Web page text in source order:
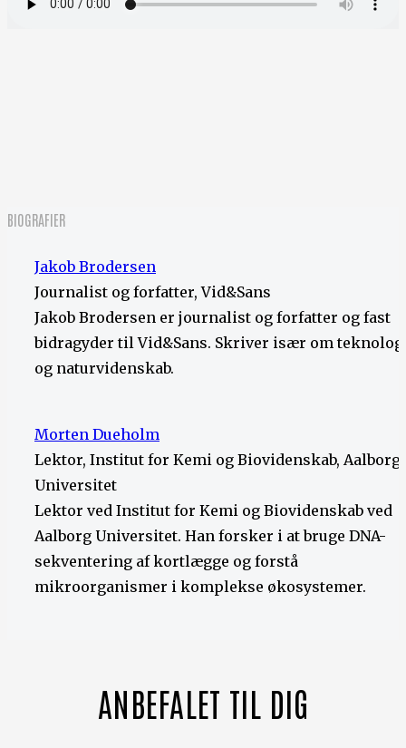
BIOGRAFIER
Jakob Brodersen
Journalist og forfatter, Vid&Sans
Jakob Brodersen er journalist og forfatter og fast
bidragyder til Vid&Sans. Skriver især om
og naturvidenskab.
Morten Dueholm
Lektor, Institut for Kemi og Biovidenskab, Aalborg
Universitet
Lektor ved Institut for Kemi og Biovidenskab ved
Aalborg Universitet. Han forsker i at bruge DNA-
sekventering af kortlægge og forstå
mikroorganismer i komplekse økosystemer.
ANBEFALET TIL DIG